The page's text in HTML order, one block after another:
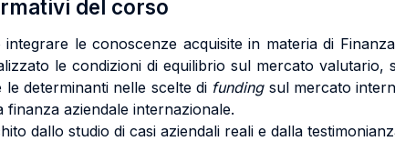
del corso
le conoscenze acquisite in materia di
le condizioni di equilibrio sul mercato
determinanti nelle scelte di funding sul mercato
finanza aziendale internazionale.
dallo studio di casi aziendali reali e dalla